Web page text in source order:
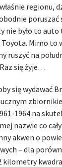
regionu,
poruszać
nie było to auto
Toyota. Mimo to
ruszyć na
się żyje…
się wydawać
1964 na
nazwie co
akwen o
– dla
kilometry